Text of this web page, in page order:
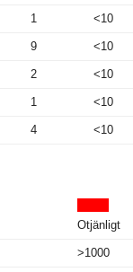
1 <10
9 <10
2 <10
1 <10
4 <10
Otjänligt
>1000